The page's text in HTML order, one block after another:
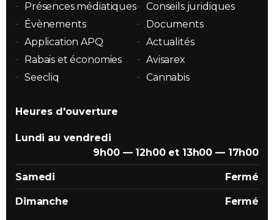
Présences médiatiques
Conseils juridiques
Évènements
Documents
Application APQ
Actualités
Rabais et économies
Avisarex
Seecliq
Cannabis
Heures d'ouverture
Lundi au vendredi
9h00 — 12h00 et 13h00 — 17h00
Samedi Fermé
Dimanche Fermé